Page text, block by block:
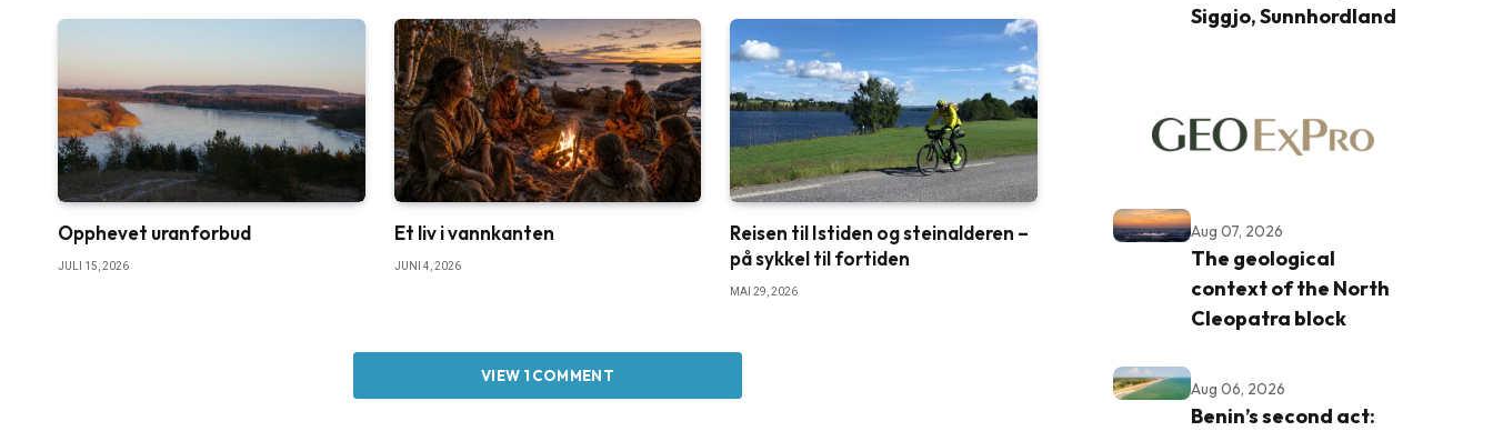
Opphevet uranforbud
JULI 15, 2026
Et liv i vannkanten
JUNI 4, 2026
Reisen til Istiden og steinalderen –
på sykkel til fortiden
MAI 29, 2026
VIEW 1 COMMENT
Siggjo, Sunnhordland
Aug 07, 2026
The geological
context of the North
Cleopatra block
Aug 06, 2026
Benin’s second act: